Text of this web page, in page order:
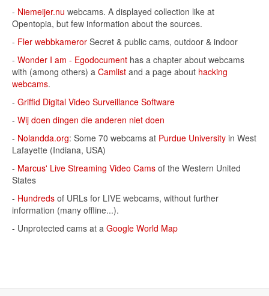
- Niemeijer.nu webcams. A displayed collection like at
Opentopia, but few information about the sources.
- Fler webbkameror Secret & public cams, outdoor & indoor
- Wonder I am - Egodocument has a chapter about webcams
with (among others) a Camlist and a page about hacking
webcams.
- Griffid Digital Video Surveillance Software
- Wij doen dingen die anderen niet doen
- Nolandda.org: Some 70 webcams at Purdue University in West
Lafayette (Indiana, USA)
- Marcus' Live Streaming Video Cams of the Western United
States
- Hundreds of URLs for LIVE webcams, without further
information (many offline...).
- Unprotected cams at a Google World Map